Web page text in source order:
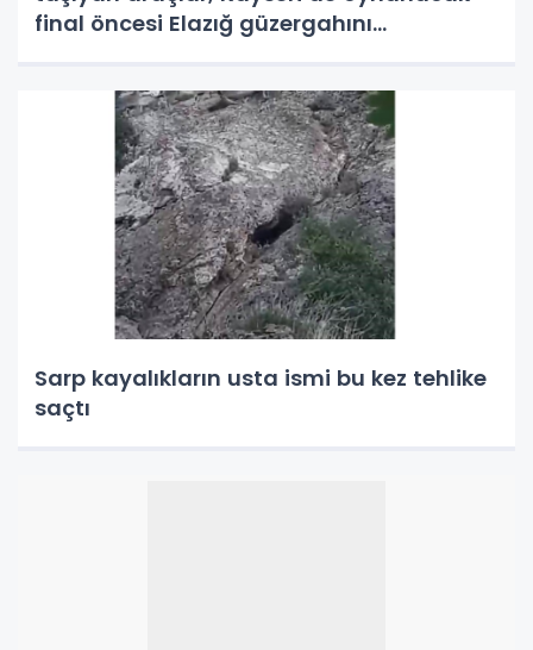
final öncesi Elazığ güzergahını
Sarp kayalıkların usta ismi bu kez tehlike
saçtı